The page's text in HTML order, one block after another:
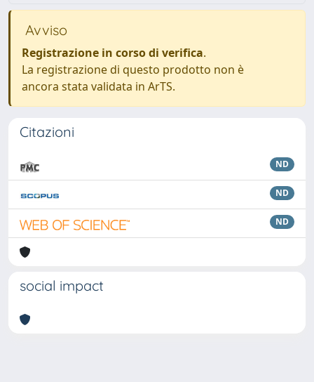
Avviso
Registrazione in corso di verifica.
La registrazione di questo prodotto non è
ancora stata validata in ArTS.
Citazioni
ND
ND
ND
social impact